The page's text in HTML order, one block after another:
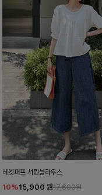
레킷퍼프 셔링블라우스
10%15,900 원17,600원